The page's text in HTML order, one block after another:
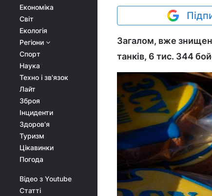
Економіка
Світ
Екологія
Регіони
Спорт
Наука
Техно і зв'язок
Лайт
Зброя
Інциденти
Здоров'я
Туризм
Цікавинки
Погода
Відео з Youtube
Статті
Загалом, вже
танків, 6 тис. 344